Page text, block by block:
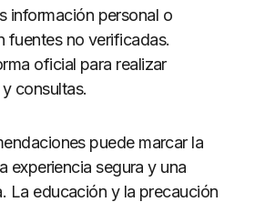
información personal o
fuentes no verificadas.
oficial para realizar
consultas.
puede marcar la
experiencia segura y una
La educación y la precaución